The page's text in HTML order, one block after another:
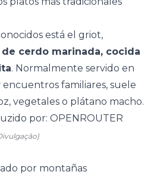
está el griot,
de cerdo marinada, cocida
. Normalmente servido en
encuentros familiares, suele
vegetales o plátano macho.
por montañas